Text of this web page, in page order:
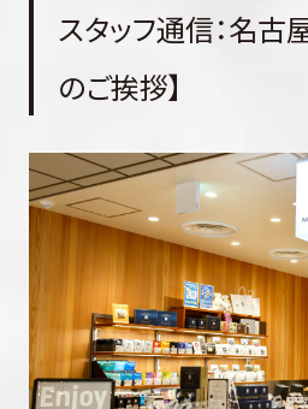
スタッフ通信：名古
のご挨拶】